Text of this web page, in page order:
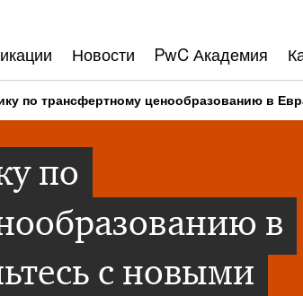
Новости PwC Академия
по трансфертному ценообразованию в
по
в
с новыми